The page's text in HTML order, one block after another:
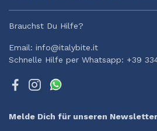
Brauchst Du Hilfe?
Email: info@italybite.it
Schnelle Hilfe per Whatsapp: +39
Melde Dich für unseren